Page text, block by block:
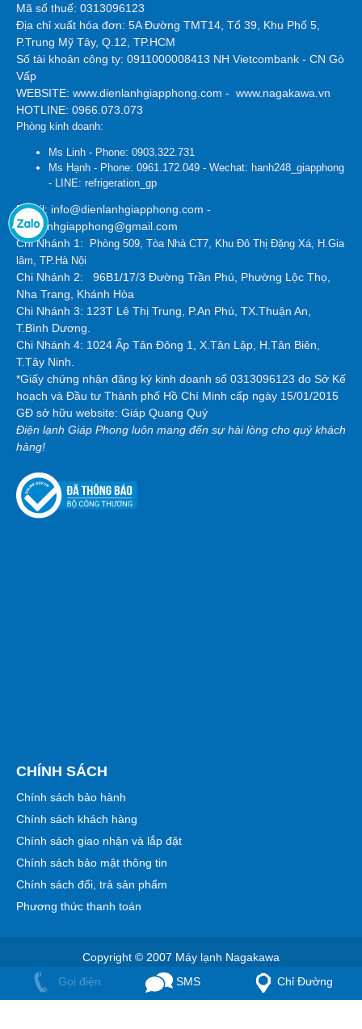
Mã số thuế: 0313096123
Địa chỉ xuất hóa đơn: 5A Đường TMT14, Tổ 39, Khu Phố 5,
P.Trung Mỹ Tây, Q.12, TP.HCM
Số tài khoản công ty: 0911000008413 NH Vietcombank - CN Gò
Vấp
WEBSITE: www.dienlanhgiapphong.com - www.nagakawa.vn
HOTLINE: 0966.073.073
Phòng kinh doanh:
Ms Linh - Phone: 0903.322.731
Ms Hạnh - Phone: 0961.172.049 - Wechat: hanh248_giapphong
- LINE: refrigeration_gp
Email: info@dienlanhgiapphong.com -
dienlanhgiapphong@gmail.com
Chi Nhánh 1:
Phòng 509, Tòa Nhà CT7, Khu Đô Thị Đặng Xá, H.Gia
lâm, TP.Hà Nội
Chi Nhánh 2:
96B1/17/3 Đường Trần Phú, Phường Lộc Thọ,
Nha Trang, Khánh Hòa
Chi Nhánh 3: 123T Lê Thị Trung, P.An Phú, TX.Thuận An,
T.Bình Dương.
Chi Nhánh 4: 1024 Ấp Tân Đông 1, X.Tân Lập, H.Tân Biên,
T.Tây Ninh.
*Giấy chứng nhận đăng ký kinh doanh số 0313096123 do Sở Kế
hoạch và Đầu tư Thành phố Hồ Chí Minh cấp ngày 15/01/2015
GĐ sở hữu website: Giáp Quang Quý
Điện lạnh Giáp Phong luôn mang đến sự hài lòng cho quý khách
hàng!
CHÍNH SÁCH
Chính sách bảo hành
Chính sách khách hàng
Chính sách giao nhận và lắp đặt
Chính sách bảo mật thông tin
Chính sách đổi, trả sản phẩm
Phương thức thanh toán
Copyright © 2007 Máy lạnh Nagakawa
Gọi điện
SMS Chỉ Đường